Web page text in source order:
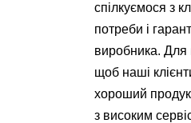
спілкуємося з
потреби і
виробника.
щоб наші
хороший
з високим